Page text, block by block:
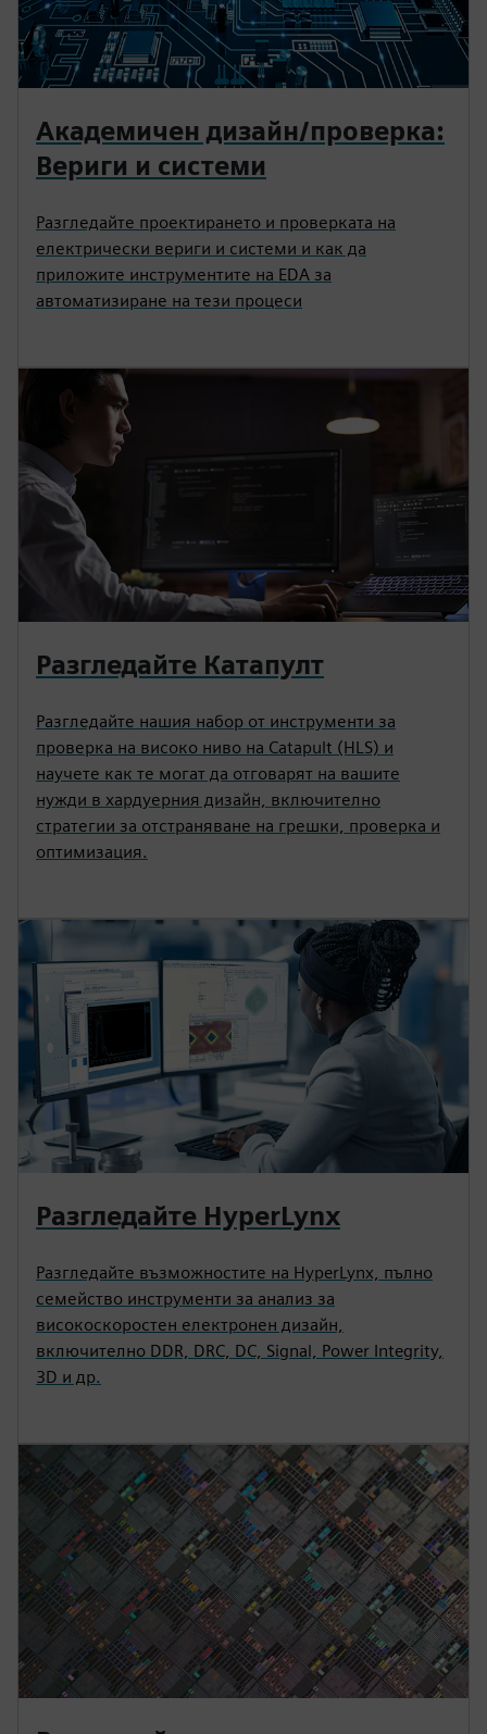
Академичен дизайн/проверка:
Вериги и системи
Разгледайте проектирането и проверката на
електрически вериги и системи и как да
приложите инструментите на EDA за
автоматизиране на тези процеси
Разгледайте Катапулт
Разгледайте нашия набор от инструменти за
проверка на високо ниво на Catapult (HLS) и
научете как те могат да отговарят на вашите
нужди в хардуерния дизайн, включително
стратегии за отстраняване на грешки, проверка и
оптимизация.
Разгледайте HyperLynx
Разгледайте възможностите на HyperLynx, пълно
семейство инструменти за анализ за
високоскоростен електронен дизайн,
включително DDR, DRC, DC, Signal, Power Integrity,
3D и др.